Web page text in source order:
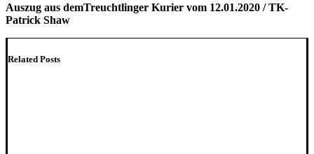
Auszug aus demTreuchtlinger Kurier vom 12.01.2020 / TK-
Patrick Shaw
Related Posts